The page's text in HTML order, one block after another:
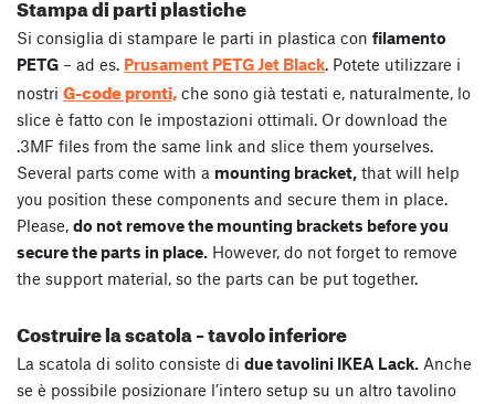
Si consiglia di stampare le parti in plastica con filamento
PETG – ad es. Prusament PETG Jet Black. Potete utilizzare i
nostri G-code pronti, che sono già testati e, naturalmente, lo
slice è fatto con le impostazioni ottimali. Or download the
.3MF files from the same link and slice them yourselves.
Several parts come with a mounting bracket, that will help
you position these components and secure them in place.
Please, do not remove the mounting brackets before you
secure the parts in place. However, do not forget to remove
the support material, so the parts can be put together.
Costruire la scatola – tavolo inferiore
La scatola di solito consiste di due tavolini IKEA Lack. Anche
se è possibile posizionare l’intero setup su un altro tavolino